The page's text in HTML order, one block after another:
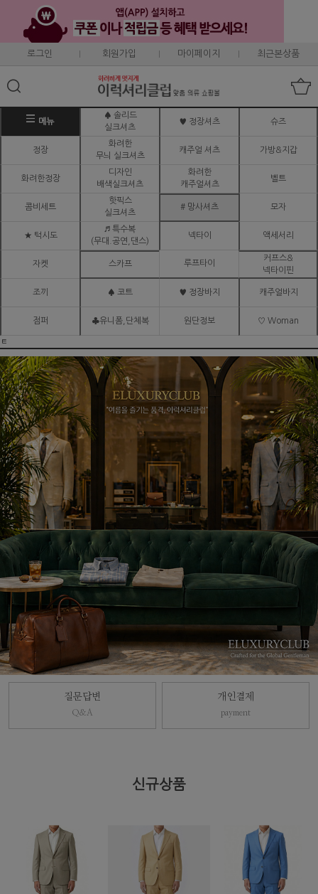
로그인 회원가입 마이페이지 최근본상품
메뉴
♠ 솔리드
실크셔츠
♥ 정장셔츠 슈즈
정장
화려한
무늬 실크셔츠
캐주얼 셔츠 가방&지갑
화려한정장
디자인
배색실크셔츠
화려한
캐주얼셔츠
벨트
콤비세트
핫픽스
실크셔츠
# 망사셔츠 모자
★ 턱시도
♬ 특수복
(무대.공연,댄스)
넥타이 액세서리
자켓 스카프 루프타이
커프스&
넥타이핀
조끼 ♠ 코트 ♥ 정장바지 캐주얼바지
점퍼 ♣유니폼,단체복 원단정보 ♡ Woman
ㅌ
질문답변
Q&A
개인결제
payment
신규상품